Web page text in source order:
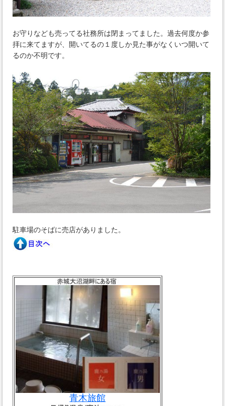
お守りなども売ってる社務所は閉まってました。過去何度か参
拝に来てますが、開いてるの１度しか見た事がなくいつ開いて
るのか不明です。
駐車場のそばに売店がありました。
青木旅館